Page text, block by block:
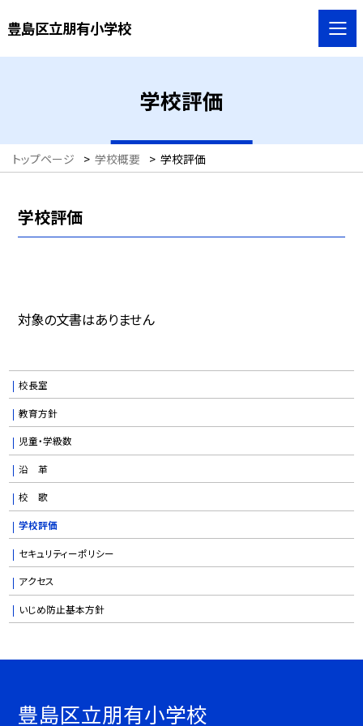
豊島区立朋有小学校
学校評価
トップページ > 学校概要 > 学校評価
学校評価
対象の文書はありません
校長室
教育方針
児童・学級数
沿 革
校 歌
学校評価
セキュリティーポリシー
アクセス
いじめ防止基本方針
豊島区立朋有小学校